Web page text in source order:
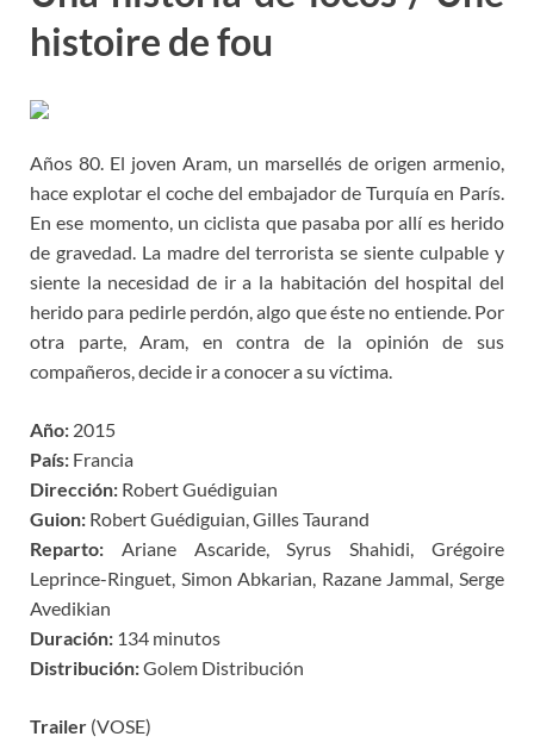
histoire de fou
Años 80. El joven Aram, un marsellés de origen armenio,
hace explotar el coche del embajador de Turquía en París.
En ese momento, un ciclista que pasaba por allí es herido
de gravedad. La madre del terrorista se siente culpable y
siente la necesidad de ir a la habitación del hospital del
herido para pedirle perdón, algo que éste no entiende. Por
otra parte, Aram, en contra de la opinión de sus
compañeros, decide ir a conocer a su víctima.
Año: 2015
País: Francia
Dirección: Robert Guédiguian
Guion: Robert Guédiguian, Gilles Taurand
Reparto: Ariane Ascaride, Syrus Shahidi, Grégoire
Leprince-Ringuet, Simon Abkarian, Razane Jammal, Serge
Avedikian
Duración: 134 minutos
Distribución:Golem Distribución
Trailer (VOSE)